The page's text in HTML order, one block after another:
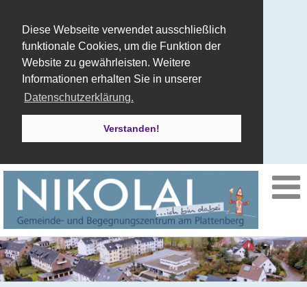
Diese Webseite verwendet ausschließlich
funktionale Cookies, um die Funktion der
Website zu gewährleisten. Weitere
Informationen erhalten Sie in unserer
Datenschutzerklärung.
Verstanden!